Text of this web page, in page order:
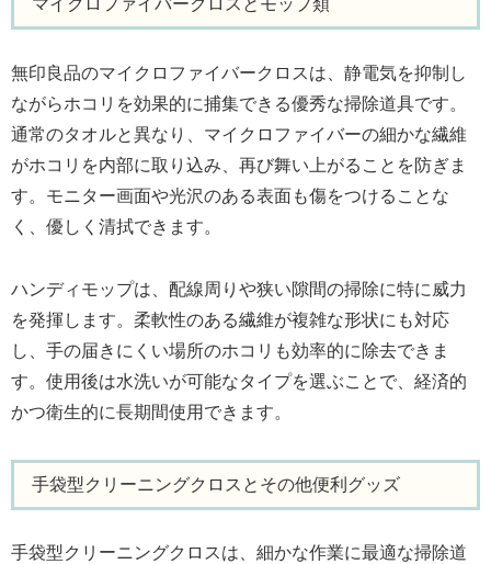
マイクロファイバークロスとモップ類
無印良品のマイクロファイバークロスは、静電気を抑制し
ながらホコリを効果的に捕集できる優秀な掃除道具です。
通常のタオルと異なり、マイクロファイバーの細かな繊維
がホコリを内部に取り込み、再び舞い上がることを防ぎま
す。モニター画面や光沢のある表面も傷をつけることな
く、優しく清拭できます。
ハンディモップは、配線周りや狭い隙間の掃除に特に威力
を発揮します。柔軟性のある繊維が複雑な形状にも対応
し、手の届きにくい場所のホコリも効率的に除去できま
す。使用後は水洗いが可能なタイプを選ぶことで、経済的
かつ衛生的に長期間使用できます。
手袋型クリーニングクロスとその他便利グッズ
手袋型クリーニングクロスは、細かな作業に最適な掃除道